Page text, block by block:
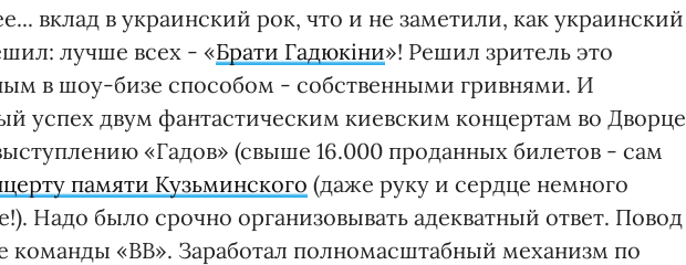
вклад в украинский рок, что и не заметили, как украинский
лучше всех - «Брати Гадюкіни»! Решил зритель это
в шоу-бизе способом - собственными гривнями. И
успех двум фантастическим киевским концертам во Дворце
«Гадов» (свыше 16.000 проданных билетов - сам
памяти Кузьминского (даже руку и сердце немного
Надо было срочно организовывать адекватный ответ. Повод
команды «ВВ». Заработал полномасштабный механизм по